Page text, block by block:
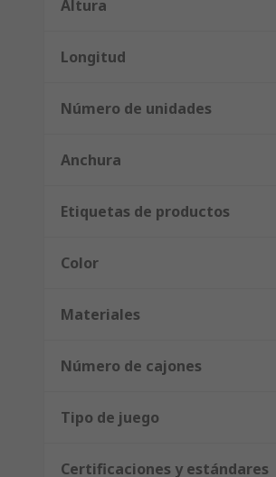
Altura
Longitud
Número de unidades
Anchura
Etiquetas de productos
Color
Materiales
Número de cajones
Tipo de juego
Certificaciones y estándares